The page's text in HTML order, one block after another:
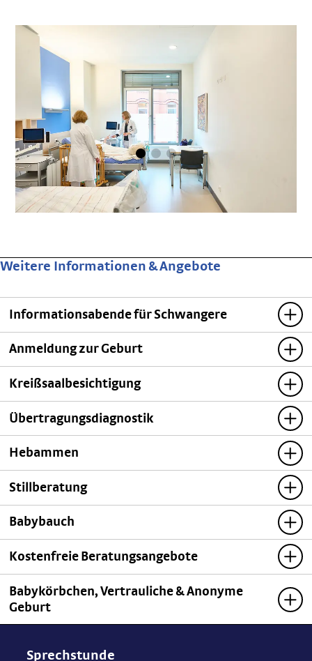
Weitere Informationen & Angebote
Informationsabende für Schwangere
Anmeldung zur Geburt
Kreißsaalbesichtigung
Übertragungsdiagnostik
Hebammen
Stillberatung
Babybauch
Kostenfreie Beratungsangebote
Babykörbchen, Vertrauliche & Anonyme
Geburt
Sprechstunde